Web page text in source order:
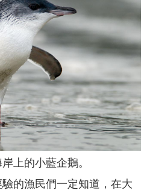
的小藍企鵝。
漁民們一定知道，在大